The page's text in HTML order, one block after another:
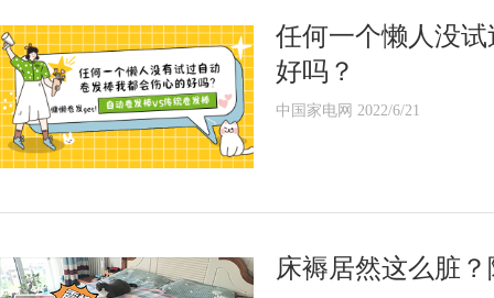
任何一个懒人没
好吗？
中国家电网 2022/6/21
床褥居然这么脏